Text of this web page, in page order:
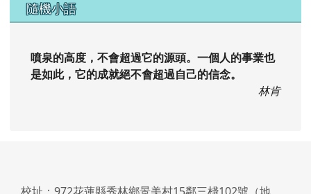
張榮發基金會─道德月刊
數位讀寫網
隨機小語